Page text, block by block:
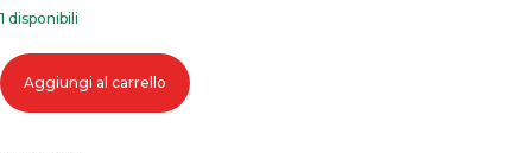
1 disponibili
COFANO PORTELLONE BAULE POSTERIORE FIAT SEDICI (06-09) (09-14)
quantità
Aggiungi al carrello